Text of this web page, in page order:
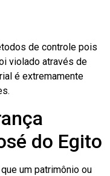
de controle pois
violado através de
é extremamente
do Egito
um patrimônio ou